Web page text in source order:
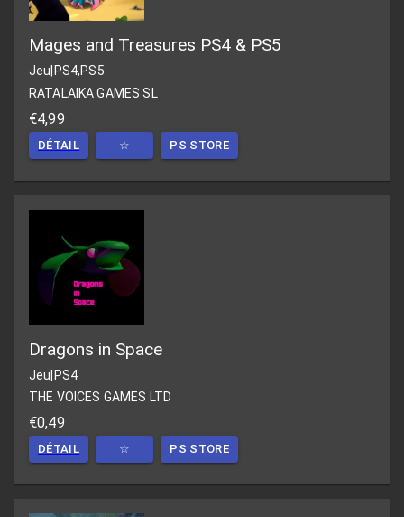
Mages and Treasures PS4 & PS5
Jeu PS4,PS5
RATALAIKA GAMES SL
€4,99
DÉTAIL ☆ PS STORE
Dragons in Space
Jeu|PS4
THE VOICES GAMES LTD
€0,49
DÉTAIL ☆ PS STORE